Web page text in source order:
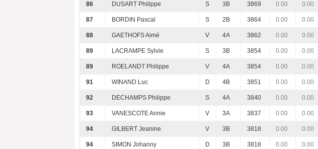
86 DUSART Philippe S 3B 3869 0.00 0.00
87 BORDIN Pascal S 2B 3864 0.00 0.00
88 GAETHOFS Aimé V 4A 3862 0.00 0.00
89 LACRAMPE Sylvie S 3B 3854 0.00 0.00
89 ROELANDT Philippe V 4A 3854 0.00 0.00
91 WINAND Luc D 4B 3851 0.00 0.00
92 DECHAMPS Philippe S 4A 3840 0.00 0.00
93 VANESCOTE Annie V 3A 3837 0.00 0.00
94 GILBERT Jeanine V 3B 3818 0.00 0.00
94 SIMON Johanny D 3B 3818 0.00 0.00